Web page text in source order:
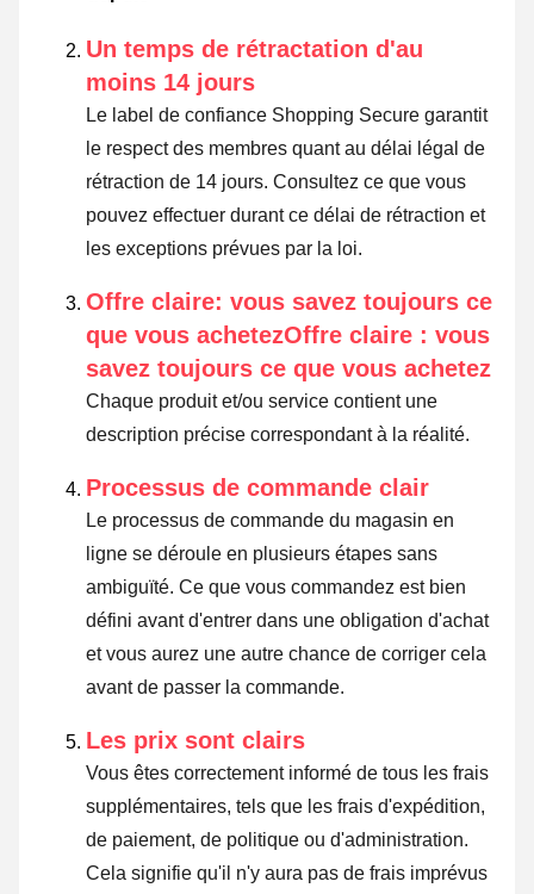
Un temps de rétractation d'au
moins 14 jours
Le label de confiance Shopping Secure garantit
le respect des membres quant au délai légal de
rétraction de 14 jours. Consultez ce que vous
pouvez effectuer durant ce délai de rétraction et
les exceptions prévues par la loi.
Offre claire: vous savez toujours ce
que vous achetezOffre claire : vous
savez toujours ce que vous achetez
Chaque produit et/ou service contient une
description précise correspondant à la réalité.
Processus de commande clair
Le processus de commande du magasin en
ligne se déroule en plusieurs étapes sans
ambiguïté. Ce que vous commandez est bien
défini avant d'entrer dans une obligation d'achat
et vous aurez une autre chance de corriger cela
avant de passer la commande.
Les prix sont clairs
Vous êtes correctement informé de tous les frais
supplémentaires, tels que les frais d'expédition,
de paiement, de politique ou d'administration.
Cela signifie qu'il n'y aura pas de frais imprévus